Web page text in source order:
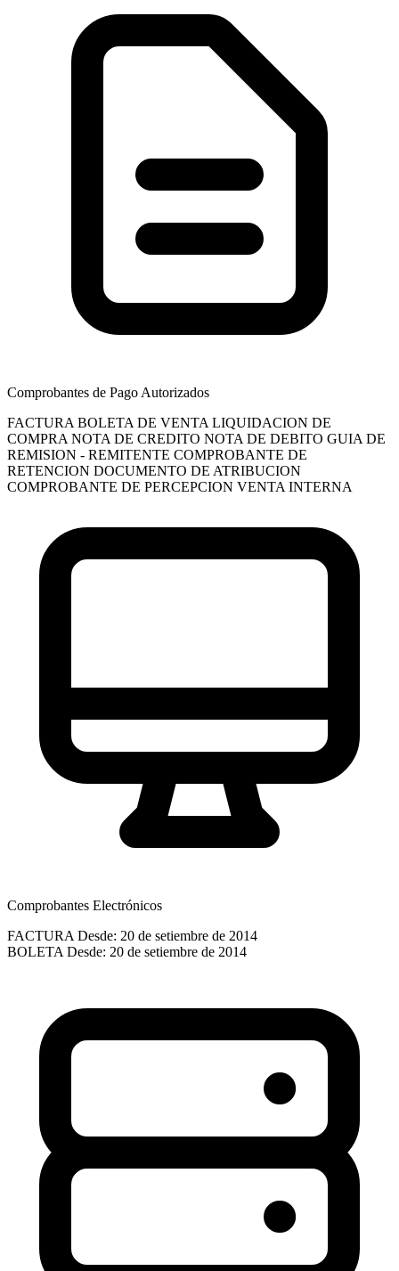
Comprobantes de Pago Autorizados
FACTURA BOLETA DE VENTA LIQUIDACION DE
COMPRA NOTA DE CREDITO NOTA DE DEBITO GUIA DE
REMISION - REMITENTE COMPROBANTE DE
RETENCION DOCUMENTO DE ATRIBUCION
COMPROBANTE DE PERCEPCION VENTA INTERNA
Comprobantes Electrónicos
FACTURA Desde: 20 de setiembre de 2014
BOLETA Desde: 20 de setiembre de 2014